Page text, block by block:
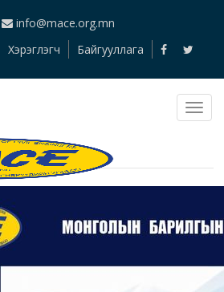
info@mace.org.mn
Хэрэглэгч Байгууллага